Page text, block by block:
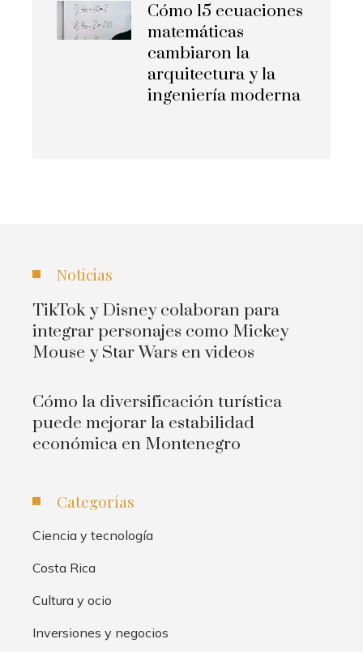
Cómo 15 ecuaciones
matemáticas
cambiaron la
arquitectura y la
ingeniería moderna
Noticias
TikTok y Disney colaboran para
integrar personajes como Mickey
Mouse y Star Wars en videos
Cómo la diversificación turística
puede mejorar la estabilidad
económica en Montenegro
Categorías
Ciencia y tecnología
Costa Rica
Cultura y ocio
Inversiones y negocios